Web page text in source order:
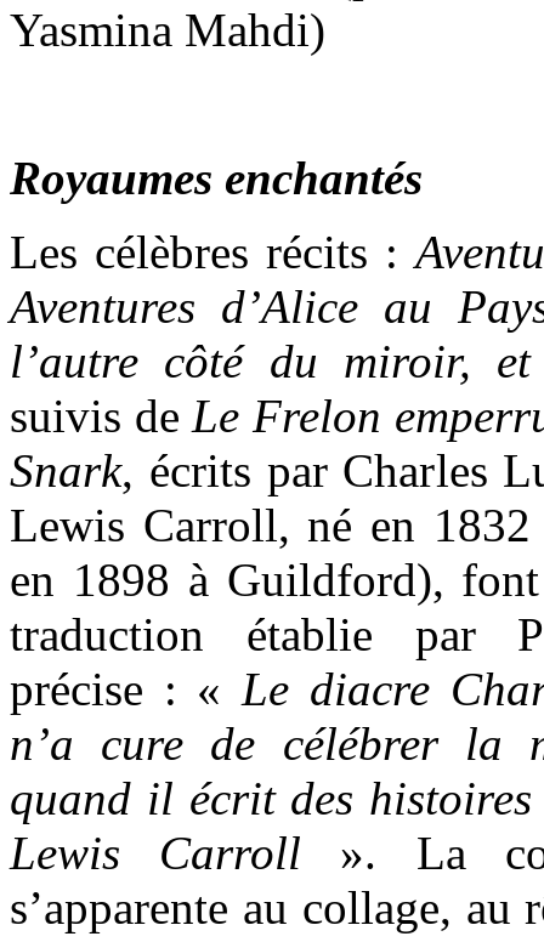
Royaumes enchantés
Les célèbres récits :
Aventures d’Alice au
l’autre côté du miroir,
suivis de Le Frelon
Snark, écrits par Charles
Lewis Carroll, né en 1832
en 1898 à Guildford),
traduction établie par
précise : «Le diacre
n’a cure de célébrer la
quand il écrit des histoires
Lewis Carroll ». La
s’apparente au collage, au